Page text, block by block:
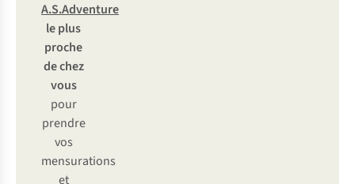
A.S.Adventure
le plus
proche
de chez
vous
pour
prendre
vos
mensurations
et